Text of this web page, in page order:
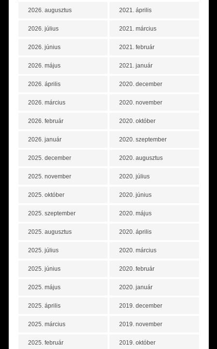
2026. augusztus
2026. július
2026. június
2026. május
2026. április
2026. március
2026. február
2026. január
2025. december
2025. november
2025. október
2025. szeptember
2025. augusztus
2025. július
2025. június
2025. május
2025. április
2025. március
2025. február
2021. április
2021. március
2021. február
2021. január
2020. december
2020. november
2020. október
2020. szeptember
2020. augusztus
2020. július
2020. június
2020. május
2020. április
2020. március
2020. február
2020. január
2019. december
2019. november
2019. október